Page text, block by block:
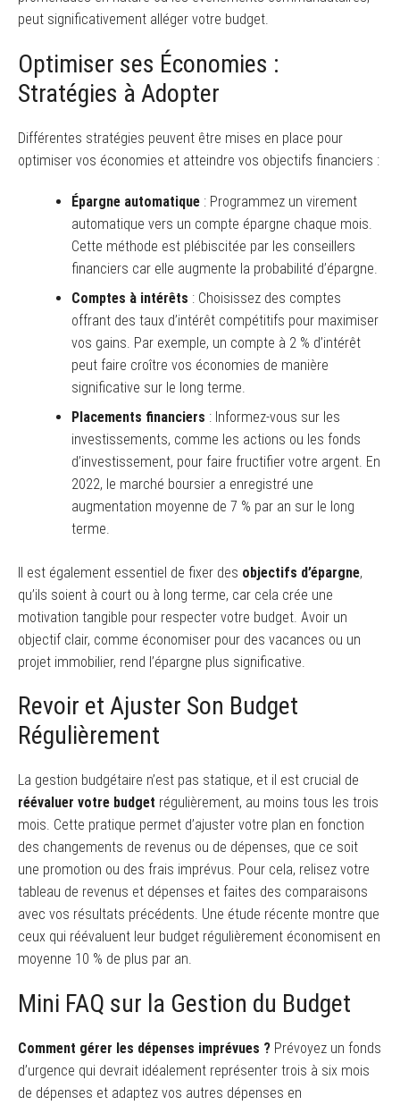
peut significativement alléger votre budget.
Optimiser ses Économies :
Stratégies à Adopter
Différentes stratégies peuvent être mises en place pour
optimiser vos économies et atteindre vos objectifs financiers :
Épargne automatique : Programmez un virement
automatique vers un compte épargne chaque mois.
Cette méthode est plébiscitée par les conseillers
financiers car elle augmente la probabilité d’épargne.
Comptes à intérêts : Choisissez des comptes
offrant des taux d’intérêt compétitifs pour maximiser
vos gains. Par exemple, un compte à 2 % d’intérêt
peut faire croître vos économies de manière
significative sur le long terme.
Placements financiers : Informez-vous sur les
investissements, comme les actions ou les fonds
d’investissement, pour faire fructifier votre argent. En
2022, le marché boursier a enregistré une
augmentation moyenne de 7 % par an sur le long
terme.
Il est également essentiel de fixer des objectifs d’épargne,
qu’ils soient à court ou à long terme, car cela crée une
motivation tangible pour respecter votre budget. Avoir un
objectif clair, comme économiser pour des vacances ou un
projet immobilier, rend l’épargne plus significative.
Revoir et Ajuster Son Budget
Régulièrement
La gestion budgétaire n’est pas statique, et il est crucial de
réévaluer votre budget régulièrement, au moins tous les trois
mois. Cette pratique permet d’ajuster votre plan en fonction
des changements de revenus ou de dépenses, que ce soit
une promotion ou des frais imprévus. Pour cela, relisez votre
tableau de revenus et dépenses et faites des comparaisons
avec vos résultats précédents. Une étude récente montre que
ceux qui réévaluent leur budget régulièrement économisent en
moyenne 10 % de plus par an.
Mini FAQ sur la Gestion du Budget
Comment gérer les dépenses imprévues ? Prévoyez un fonds
d’urgence qui devrait idéalement représenter trois à six mois
de dépenses et adaptez vos autres dépenses en